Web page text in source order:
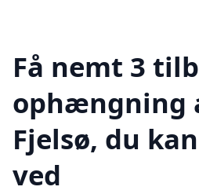
Få nemt 3
ophængning
Fjelsø, du
ved